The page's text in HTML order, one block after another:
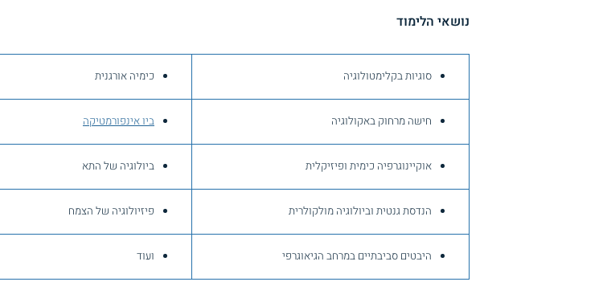
נושאי הלימוד
סוגיות בקלימטולוגיה כימיה אורגנית
חישה מרחוק באקולוגיה ביו אינפורמטיקה
אוקיינוגרפיה כימית ופיזיקלית ביולוגיה של התא
הנדסת גנטית וביולוגיה מולקולרית פיזיולוגיה של הצמח
היבטים סביבתיים במרחב הגיאוגרפי ועוד